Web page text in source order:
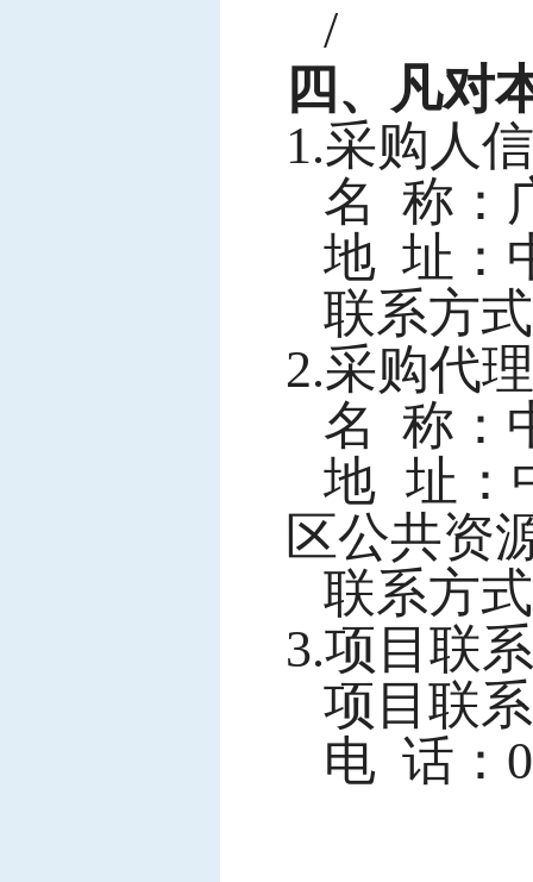
/
四、凡对
1.采购人
名 称：
地 址：
联系方
2.采购代
名 称：
地 址：
区公共资
联系方
3.项目联
项目联
电 话：